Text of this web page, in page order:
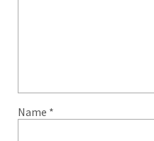
Name *